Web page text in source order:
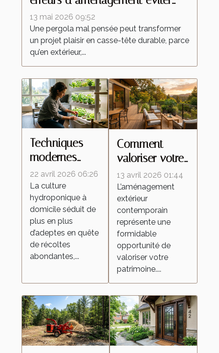
absolument ?
13 mai 2026 09:52
Une pergola mal pensée peut transformer
un projet plaisir en casse-tête durable, parce
qu’en extérieur,...
Techniques
modernes
pour une
culture
hydroponique
efficace à la
maison
22 avril 2026 06:26
La culture
hydroponique à
domicile séduit de
plus en plus
d’adeptes en quête
de récoltes
abondantes,...
Comment
valoriser votre
patrimoine
avec des
aménagements
extérieurs
contemporains
?
13 avril 2026 01:44
L’aménagement
extérieur
contemporain
représente une
formidable
opportunité de
valoriser votre
patrimoine....